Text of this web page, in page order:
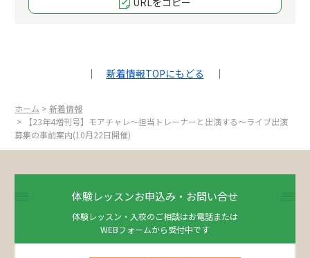
｜ 新着情報TOPにもどる ｜
ホーム > 新着情報
> 【23年4増刊号】モアチャレ～担当トレーナーと出演する～ライブ出演
募集の事前案内(10月22日開催)
体験レッスンお申込み・お問い合せ
体験レッスン・入校のご相談はお電話または
WEBフォームから受付中です